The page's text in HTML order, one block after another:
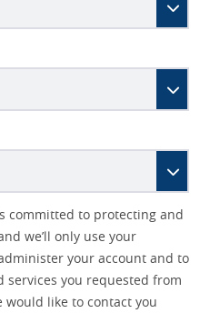
committed to protecting and
we’ll only use your
your account and to
services you requested from
would like to contact you